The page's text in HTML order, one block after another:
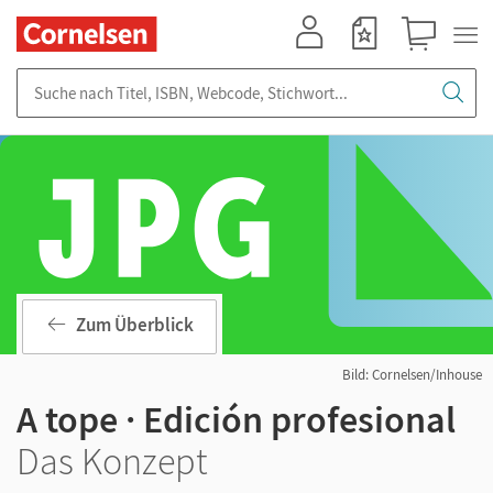
Bild: Cornelsen/Inhouse
Zum Überblick
A tope · Edición profesional
Das Konzept